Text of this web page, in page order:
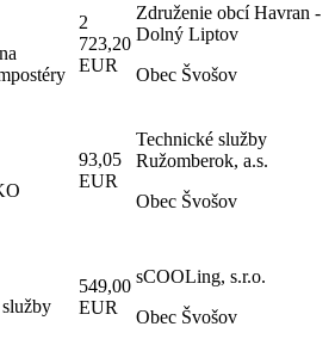
2
723,20
EUR
Združenie obcí Havran -
Dolný Liptov
Obec Švošov
93,05
EUR
Technické služby
Ružomberok, a.s.
Obec Švošov
549,00
EUR
sCOOLing, s.r.o.
Obec Švošov